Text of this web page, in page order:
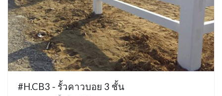
#H.CB3 - รั้วคาวบอย 3 ชั้น